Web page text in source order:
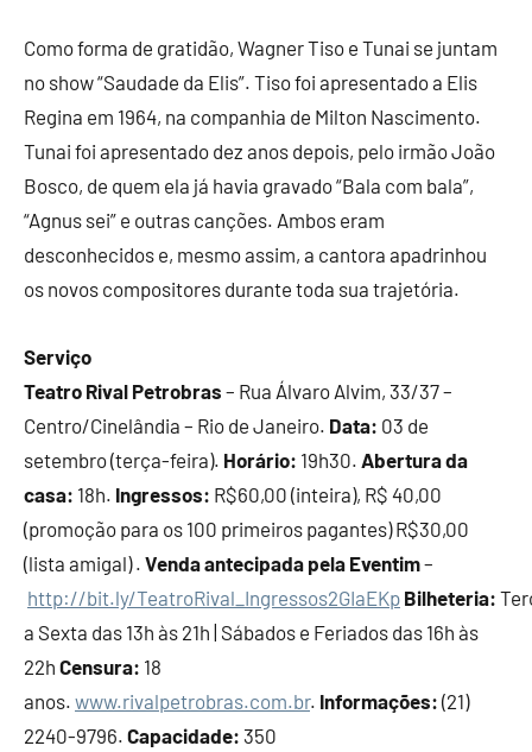
Como forma de gratidão, Wagner Tiso e Tunai se juntam
no show “Saudade da Elis”. Tiso foi apresentado a Elis
Regina em 1964, na companhia de Milton Nascimento.
Tunai foi apresentado dez anos depois, pelo irmão João
Bosco, de quem ela já havia gravado “Bala com bala”,
“Agnus sei” e outras canções. Ambos eram
desconhecidos e, mesmo assim, a cantora apadrinhou
os novos compositores durante toda sua trajetória.
Serviço
Teatro Rival Petrobras – Rua Álvaro Alvim, 33/37 –
Centro/Cinelândia – Rio de Janeiro. Data: 03 de
setembro (terça-feira). Horário: 19h30. Abertura da
casa: 18h. Ingressos: R$60,00 (inteira), R$ 40,00
(promoção para os 100 primeiros pagantes) R$30,00
(lista amigal) . Venda antecipada pela Eventim–
http://bit.ly/TeatroRival_Ingressos2GIaEKp Bilheteria:
a Sexta das 13h às 21h | Sábados e Feriados das 16h às
22h Censura: 18
anos. www.rivalpetrobras.com.br. Informações: (21)
2240-9796. Capacidade: 350